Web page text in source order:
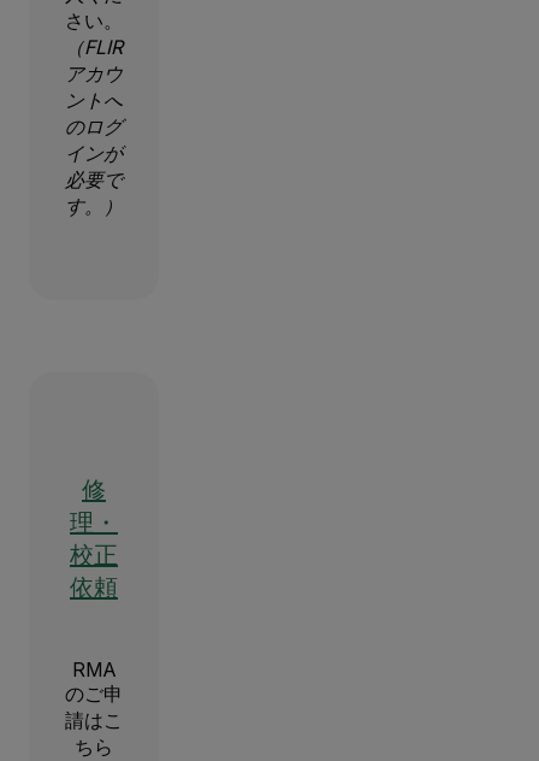
さい。
（FLIR
アカウ
ントへ
のログ
インが
必要で
す。）
修
理・
校正
依頼
RMA
のご申
請はこ
ちら